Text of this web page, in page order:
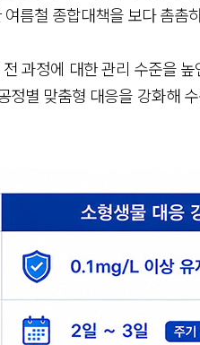
름철 종합대책을 보다 촘촘
과정에 대한 관리 수준을
별 맞춤형 대응을 강화해